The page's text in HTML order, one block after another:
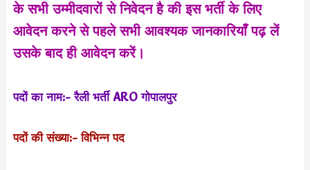
के सभी उम्मीदवारों से निवेदन है की इस भर्ती के लिए
आवेदन करने से पहले सभी आवश्यक जानकारियाँ पढ़ लें
उसके बाद ही आवेदन करें।
पदों का नाम:- रैली भर्ती ARO गोपालपुर
पदों की संख्या:- विभिन्न पद